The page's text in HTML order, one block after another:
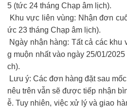
5 (tức 24 tháng Chạp âm lịch).
Khu vực liên vùng: Nhận đơn
ức 23 tháng Chạp âm lịch).
Ngày nhận hàng: Tất cả các khu
g muộn nhất vào ngày 25/01/
ch).
Lưu ý: Các đơn hàng đặt sau
nêu trên vẫn sẽ được tiếp nhận
ễ. Tuy nhiên, việc xử lý và giao